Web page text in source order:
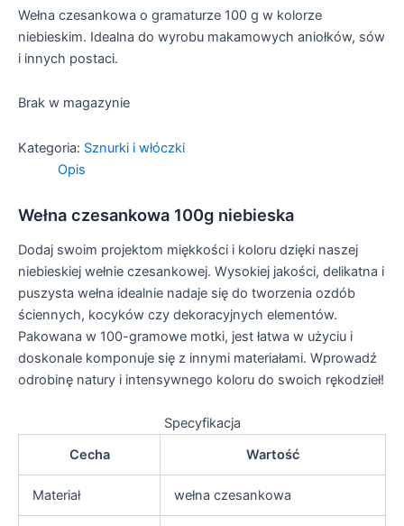
Wełna czesankowa o gramaturze 100 g w kolorze
niebieskim. Idealna do wyrobu makamowych aniołków, sów
i innych postaci.
Brak w magazynie
Kategoria: Sznurki i włóczki
Opis
Wełna czesankowa 100g niebieska
Dodaj swoim projektom miękkości i koloru dzięki naszej
niebieskiej wełnie czesankowej. Wysokiej jakości, delikatna i
puszysta wełna idealnie nadaje się do tworzenia ozdób
ściennych, kocyków czy dekoracyjnych elementów.
Pakowana w 100-gramowe motki, jest łatwa w użyciu i
doskonale komponuje się z innymi materiałami. Wprowadź
odrobinę natury i intensywnego koloru do swoich rękodzieł!
Specyfikacja
Cecha
Wartość
Materiał wełna czesankowa